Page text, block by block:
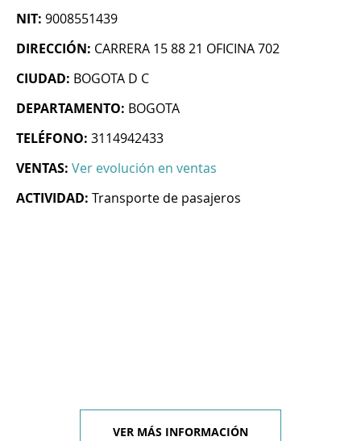
NIT: 9008551439
DIRECCIÓN: CARRERA 15 88 21 OFICINA 702
CIUDAD: BOGOTA D C
DEPARTAMENTO: BOGOTA
TELÉFONO: 3114942433
VENTAS: Ver evolución en ventas
ACTIVIDAD: Transporte de pasajeros
VER MÁS INFORMACIÓN